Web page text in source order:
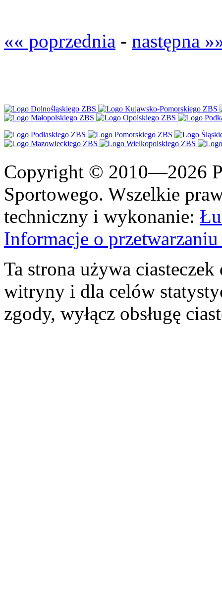
«« poprzednia - następna
Copyright © 2010—2026
Sportowego. Wszelkie
techniczny i wykonanie:
Informacje o
Ta strona używa
witryny i dla celów
zgody, wyłącz obsługę